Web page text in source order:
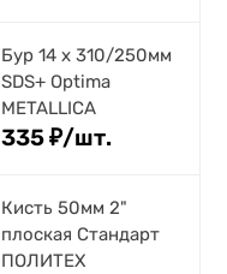
Бур 14 х 310/250мм
SDS+ Optima
METALLICA
335₽/шт.
Кисть 50мм 2"
плоская Стандарт
ПОЛИТЕХ